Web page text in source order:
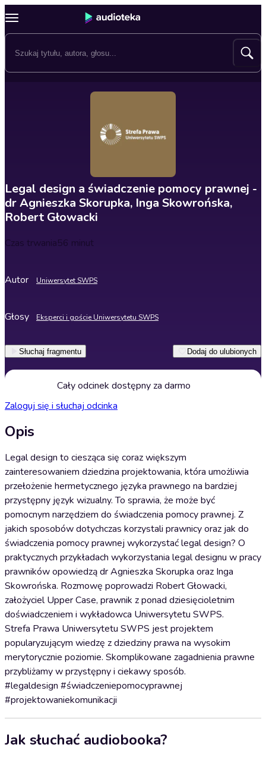
Legal design a świadczenie pomocy prawnej -
dr Agnieszka Skorupka, Inga Skowrońska,
Robert Głowacki
Czas trwania56 minut
Autor Uniwersytet SWPS
Głosy Eksperci i goście Uniwersytetu SWPS
Słuchaj fragmentu Dodaj do ulubionych
Cały odcinek dostępny za darmo
Zaloguj się i słuchaj odcinka
Opis
Legal design to ciesząca się coraz większym
zainteresowaniem dziedzina projektowania, która umożliwia
przełożenie hermetycznego języka prawnego na bardziej
przystępny język wizualny. To sprawia, że może być
pomocnym narzędziem do świadczenia pomocy prawnej. Z
jakich sposobów dotychczas korzystali prawnicy oraz jak do
świadczenia pomocy prawnej wykorzystać legal design? O
praktycznych przykładach wykorzystania legal designu w pracy
prawników opowiedzą dr Agnieszka Skorupka oraz Inga
Skowrońska. Rozmowę poprowadzi Robert Głowacki,
założyciel Upper Case, prawnik z ponad dziesięcioletnim
doświadczeniem i wykładowca Uniwersytetu SWPS.
Strefa Prawa Uniwersytetu SWPS jest projektem
popularyzującym wiedzę z dziedziny prawa na wysokim
merytorycznie poziomie. Skomplikowane zagadnienia prawne
przybliżamy w przystępny i ciekawy sposób.
#legaldesign #świadczeniepomocyprawnej
#projektowaniekomunikacji
Jak słuchać audiobooka?